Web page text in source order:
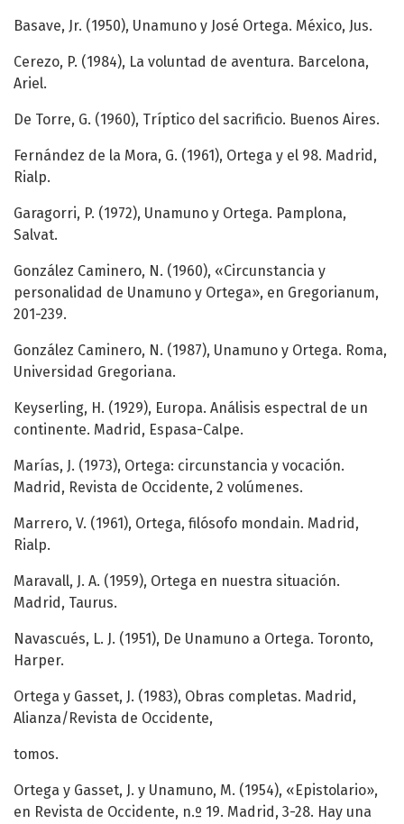
Basave, Jr. (1950), Unamuno y José Ortega. México, Jus.
Cerezo, P. (1984), La voluntad de aventura. Barcelona,
Ariel.
De Torre, G. (1960), Tríptico del sacrificio. Buenos Aires.
Fernández de la Mora, G. (1961), Ortega y el 98. Madrid,
Rialp.
Garagorri, P. (1972), Unamuno y Ortega. Pamplona,
Salvat.
González Caminero, N. (1960), «Circunstancia y
personalidad de Unamuno y Ortega», en Gregorianum,
201-239.
González Caminero, N. (1987), Unamuno y Ortega. Roma,
Universidad Gregoriana.
Keyserling, H. (1929), Europa. Análisis espectral de un
continente. Madrid, Espasa-Calpe.
Marías, J. (1973), Ortega: circunstancia y vocación.
Madrid, Revista de Occidente, 2 volúmenes.
Marrero, V. (1961), Ortega, filósofo mondain. Madrid,
Rialp.
Maravall, J. A. (1959), Ortega en nuestra situación.
Madrid, Taurus.
Navascués, L. J. (1951), De Unamuno a Ortega. Toronto,
Harper.
Ortega y Gasset, J. (1983), Obras completas. Madrid,
Alianza/Revista de Occidente,
tomos.
Ortega y Gasset, J. y Unamuno, M. (1954), «Epistolario»,
en Revista de Occidente, n.º 19. Madrid, 3-28. Hay una